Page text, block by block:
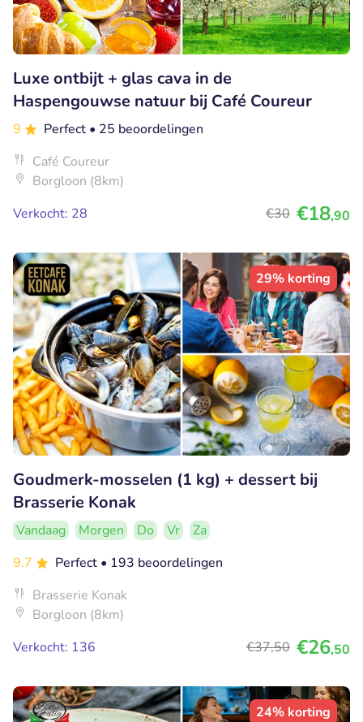
Luxe ontbijt + glas cava in de
Haspengouwse natuur bij Café Coureur
9 Perfect • 25 beoordelingen
Café Coureur
Borgloon (8km)
Verkocht: 28
€30 €18,90
29% korting
Goudmerk-mosselen (1 kg) + dessert bij
Brasserie Konak
Vandaag Morgen Do Vr
Za
9.7
Perfect • 193 beoordelingen
Brasserie Konak
Borgloon (8km)
Verkocht: 136
€37,50 €26,50
24% korting